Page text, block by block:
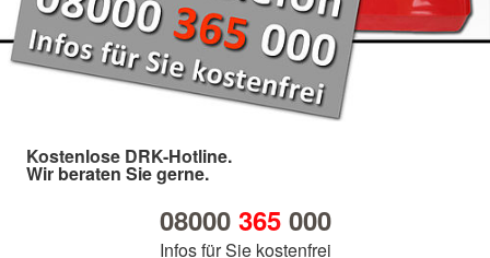
Kostenlose DRK-Hotline.
Wir beraten Sie gerne.
08000 365000
Infos für Sie kostenfrei